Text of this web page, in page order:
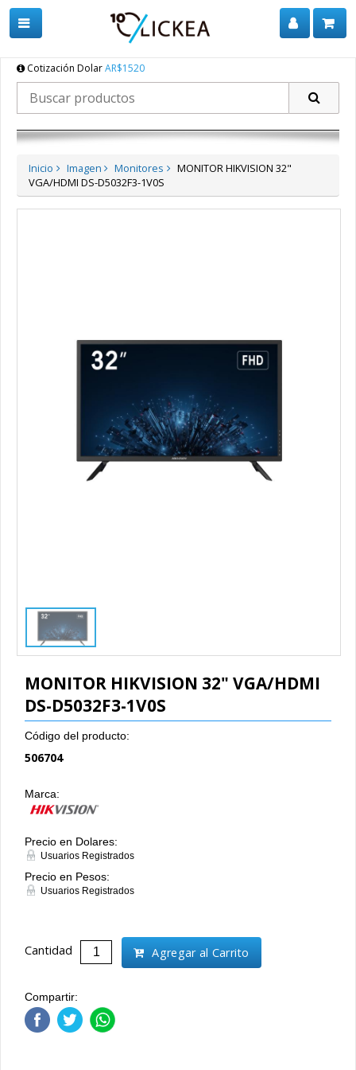
Cotización DolarAR$1520
Inicio Imagen Monitores
MONITOR HIKVISION 32"
VGA/HDMI DS-D5032F3-1V0S
MONITOR HIKVISION 32" VGA/HDMI
DS-D5032F3-1V0S
Código del producto:
506704
Marca:
Precio en Dolares:
Usuarios Registrados
Precio en Pesos:
Usuarios Registrados
Cantidad Agregar al Carrito
Compartir: